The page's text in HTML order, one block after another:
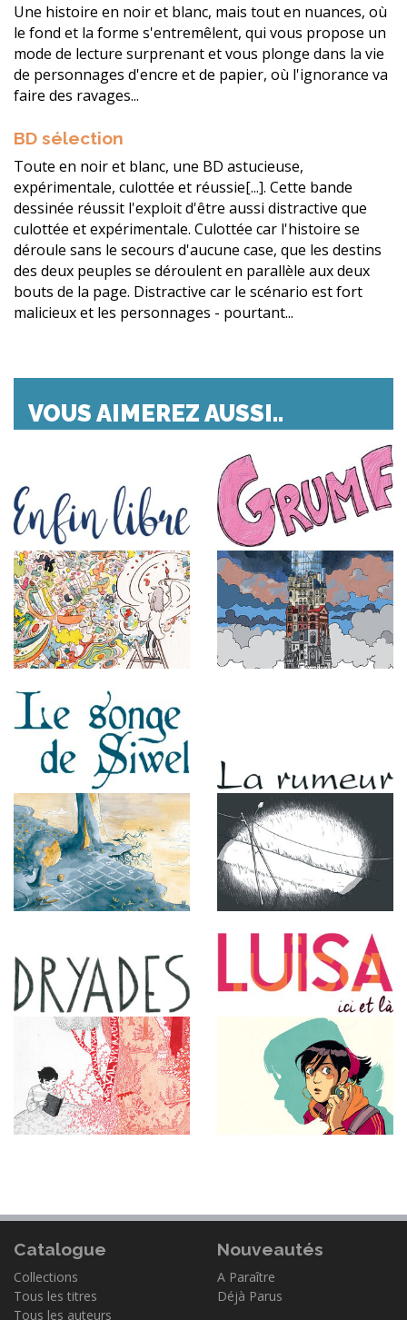
Une histoire en noir et blanc, mais tout en nuances, où
le fond et la forme s'entremêlent, qui vous propose un
mode de lecture surprenant et vous plonge dans la vie
de personnages d'encre et de papier, où l'ignorance va
faire des ravages...
BD sélection
Toute en noir et blanc, une BD astucieuse,
expérimentale, culottée et réussie[...]. Cette bande
dessinée réussit l'exploit d'être aussi distractive que
culottée et expérimentale. Culottée car l'histoire se
déroule sans le secours d'aucune case, que les destins
des deux peuples se déroulent en parallèle aux deux
bouts de la page. Distractive car le scénario est fort
malicieux et les personnages - pourtant...
VOUS AIMEREZ AUSSI..
Catalogue
Collections
Tous les titres
Tous les auteurs
Nouveautés
A Paraître
Déjà Parus